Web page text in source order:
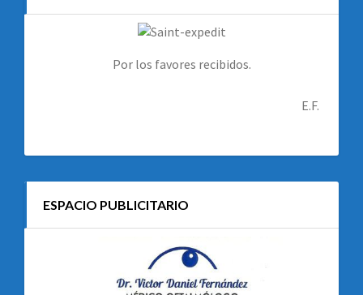
Por los favores recibidos.
E.F.
ESPACIO PUBLICITARIO